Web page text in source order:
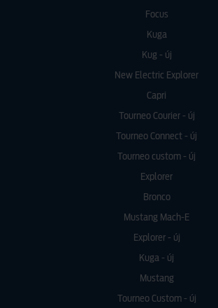
Focus
Kuga
Kug - új
New Electric Explorer
Capri
Tourneo Courier - új
Tourneo Connect - új
Tourneo custom - új
Explorer
Bronco
Mustang Mach-E
Explorer - új
Kuga - új
Mustang
Tourneo Custom - új